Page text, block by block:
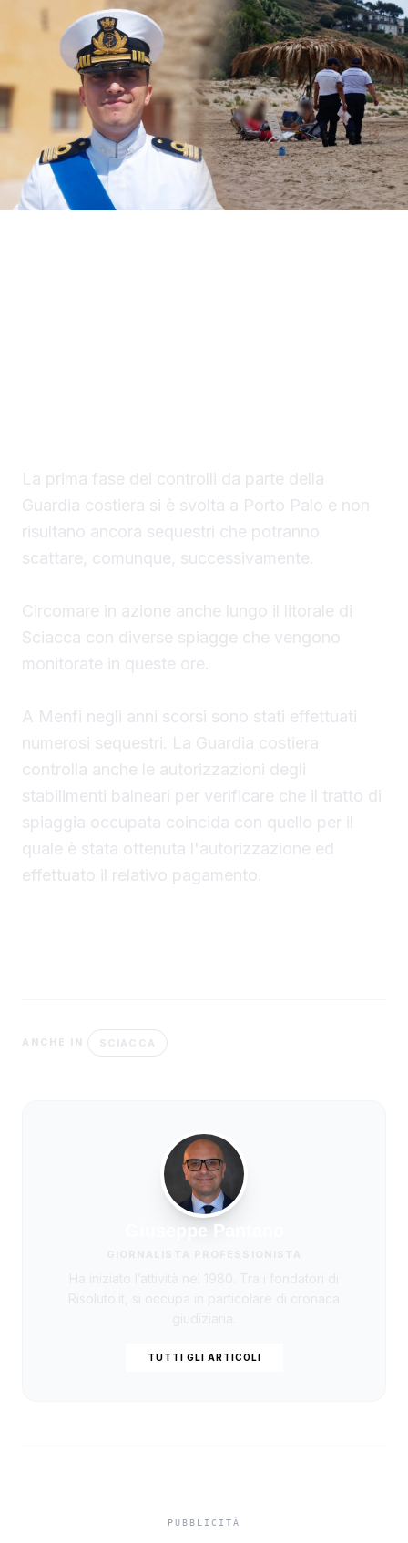
La prima fase dei controlli da parte della
Guardia costiera si è svolta a Porto Palo e non
risultano ancora sequestri che potranno
scattare, comunque, successivamente.
Circomare in azione anche lungo il litorale di
Sciacca con diverse spiagge che vengono
monitorate in queste ore.
A Menfi negli anni scorsi sono stati effettuati
numerosi sequestri. La Guardia costiera
controlla anche le autorizzazioni degli
stabilimenti balneari per verificare che il tratto di
spiaggia occupata coincida con quello per il
quale è stata ottenuta l'autorizzazione ed
effettuato il relativo pagamento.
ANCHE IN SCIACCA
Giuseppe Pantano
TUTTI GLI ARTICOLI